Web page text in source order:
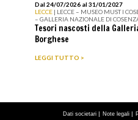
Dal 24/07/2026 al 31/01/2027
LECCE | LECCE – MUSEO MUST I
– GALLERIA NAZIONALE DI
Tesori nascosti della
Borghese
LEGGI TUTTO >
Dati societari | Note legali |